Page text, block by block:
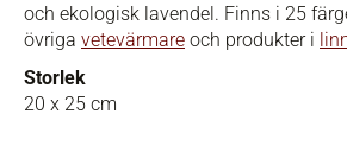
och ekologisk lavendel. Finns i 25
övriga vetevärmare och produkter i
Storlek
20 x 25 cm